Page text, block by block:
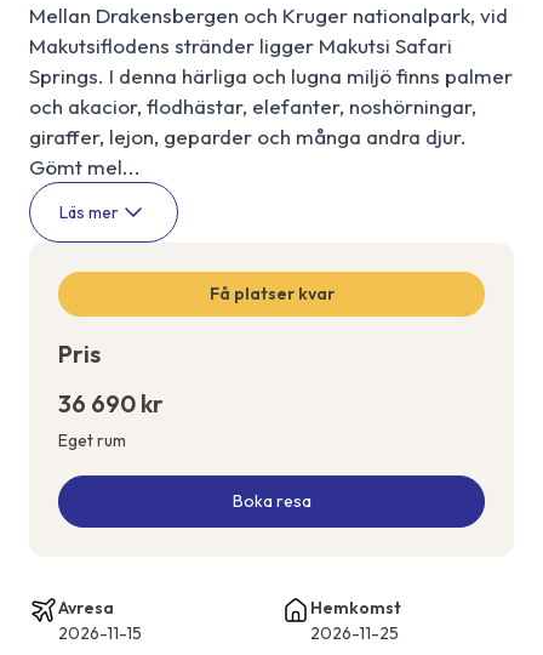
Mellan Drakensbergen och Kruger nationalpark, vid
Makutsiflodens stränder ligger Makutsi Safari
Springs. I denna härliga och lugna miljö finns palmer
och akacior, flodhästar, elefanter, noshörningar,
giraffer, lejon, geparder och många andra djur.
Gömt mel...
Läs mer
Få platser kvar
Pris
36 690 kr
Eget rum
Boka resa
Avresa
2026-11-15
Hemkomst
2026-11-25